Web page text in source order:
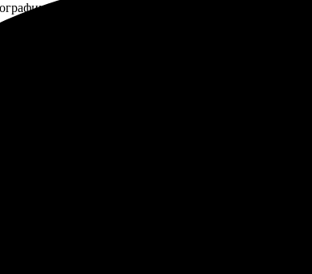
пришли четкие и яркие. Печать превосходит
прошло быстро и легко. Интерфейс сайта
обязательно буду заказывать снова.